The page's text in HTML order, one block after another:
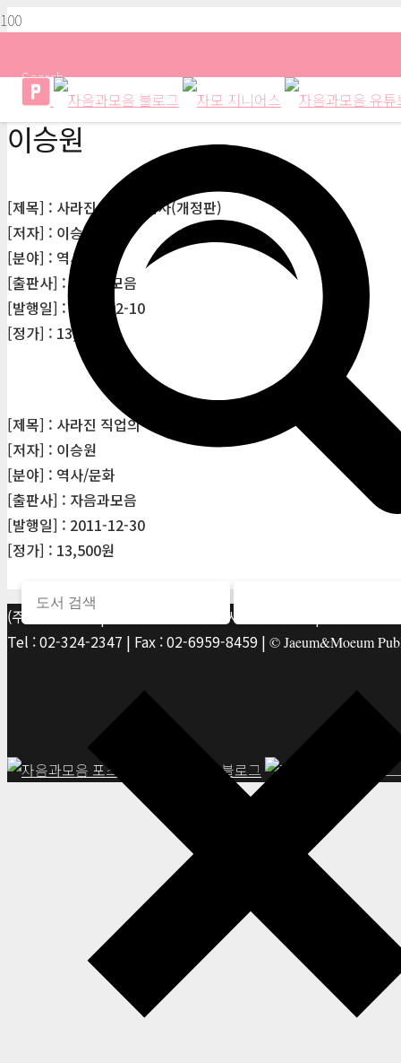
Search
이승원
[제목] : 사라진 직업의 역사(개정판)
[저자] : 이승원
[분야] : 역사/문화
[출판사] : 자음과모음
[발행일] : 2021-02-10
[정가] : 13,500원
[제목] : 사라진 직업의 역사
[저자] : 이승원
[분야] : 역사/문화
[출판사] : 자음과모음
[발행일] : 2011-12-30
[정가] : 13,500원
(주)자음과모음 | 10881 경기 파주시 서패동 469-1 | 사업자등
Tel : 02-324-2347 | Fax : 02-6959-8459 | © Jaeum&Moeum